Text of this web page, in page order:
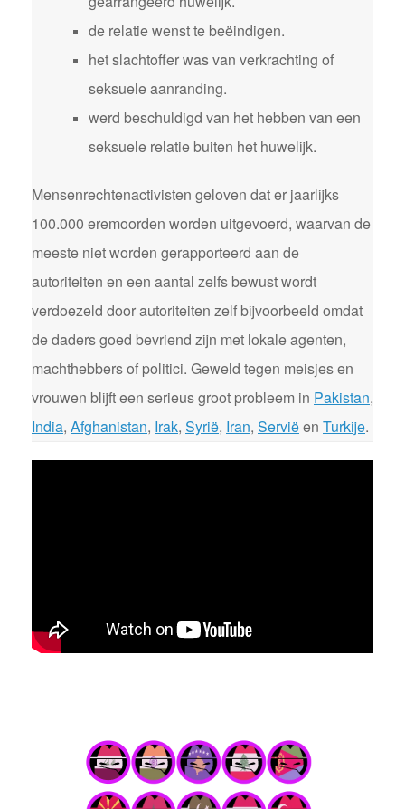
de relatie wenst te beëindigen.
het slachtoffer was van verkrachting of
seksuele aanranding.
werd beschuldigd van het hebben van een
seksuele relatie buiten het huwelijk.
Mensenrechtenactivisten geloven dat er jaarlijks
100.000 eremoorden worden uitgevoerd, waarvan de
meeste niet worden gerapporteerd aan de
autoriteiten en een aantal zelfs bewust wordt
verdoezeld door autoriteiten zelf bijvoorbeeld omdat
de daders goed bevriend zijn met lokale agenten,
machthebbers of politici. Geweld tegen meisjes en
vrouwen blijft een serieus groot probleem in Pakistan,
India, Afghanistan, Irak, Syrië, Iran, Serviëen Turkije.